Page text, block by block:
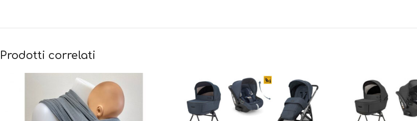
Prodotti correlati